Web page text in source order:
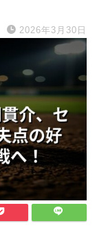
2026年3月30日